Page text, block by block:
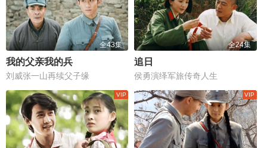
全43集
我的父亲我的兵
刘威张一山再续父子缘
全24集
追日
侯勇演绎军旅传奇人生